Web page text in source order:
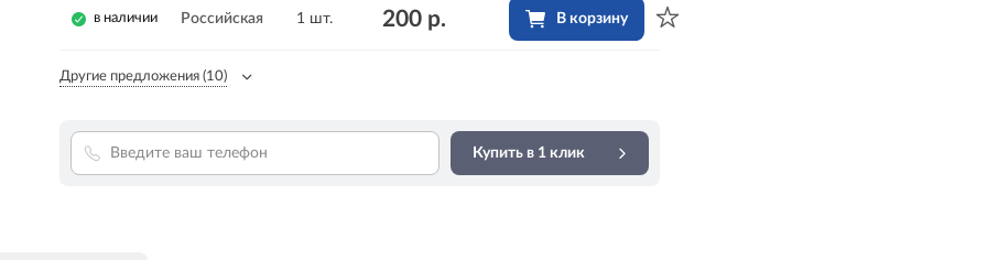
в наличии Российская 1 шт. 200 р. В корзину
Другие предложения (10)
Купить в 1 клик